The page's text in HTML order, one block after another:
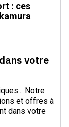
: ces
votre
Notre
et offres à
dans votre